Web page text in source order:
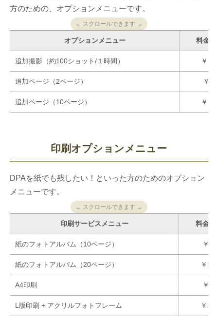
方のための、オプションメニューです。
← スクロールできます →
オプションメニュー 料金
追加撮影（約100ショット/１時間） ￥
追加ページ（2ページ） ￥
追加ページ（10ページ） ￥
印刷オプションメニュー
DPAを紙でも残したい！といった方のためのオプション
メニューです。
← スクロールできます →
印刷サービスメニュー 料金（
紙のフォトアルバム （10ページ） ￥
紙のフォトアルバム （20ページ） ￥
A4印刷 ￥
L版印刷 + アクリルフォトフレーム ￥